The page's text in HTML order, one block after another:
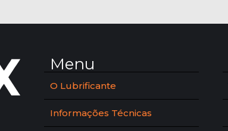
Menu
O Lubrificante
Informações Técnicas